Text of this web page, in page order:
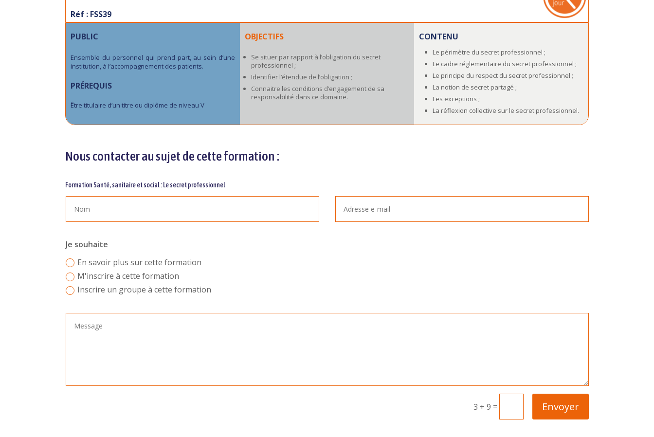
Réf : FSS39
PUBLIC
Ensemble du personnel qui prend part, au sein d’une
institution, à l’accompagnement des patients.
PRÉREQUIS
Être titulaire d’un titre ou diplôme de niveau V
OBJECTIFS
Se situer par rapport à l’obligation du secret
professionnel ;
Identifier l’étendue de l’obligation ;
Connaitre les conditions d’engagement de sa
responsabilité dans ce domaine.
CONTENU
Le périmètre du secret professionnel ;
Le cadre réglementaire du secret professionnel ;
Le principe du respect du secret professionnel ;
La notion de secret partagé ;
Les exceptions ;
La réflexion collective sur le secret professionnel.
Nous contacter au sujet de cette formation :
Formation Santé, sanitaire et social : Le secret professionnel
Je souhaite
En savoir plus sur cette formation
M'inscrire à cette formation
Inscrire un groupe à cette formation
3 + 9 = Envoyer